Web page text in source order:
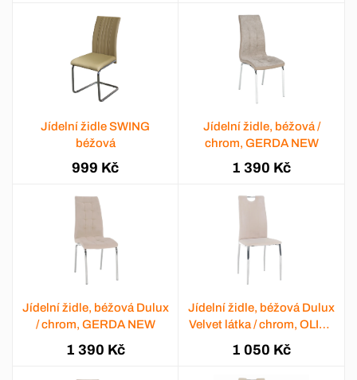
Jídelní židle SWING
béžová
999 Kč
Jídelní židle, béžová /
chrom, GERDA NEW
1 390 Kč
Jídelní židle, béžová Dulux
/ chrom, GERDA NEW
1 390 Kč
Jídelní židle, béžová Dulux
Velvet látka / chrom, OLIVA
NEW
1 050 Kč